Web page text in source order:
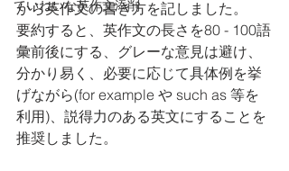
ていねいな英作文添削
から英作文の書き方を記しました。
要約すると、英作文の長さを80 - 100語
彙前後にする、グレーな意見は避け、
分かり易く、必要に応じて具体例を挙
げながら(for example や such as 等を
利用)、説得力のある英文にすることを
推奨しました。